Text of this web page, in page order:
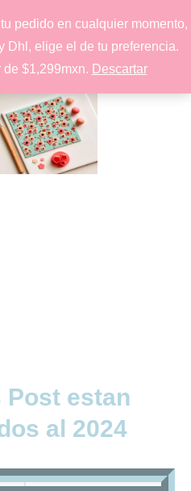
pedido en cualquier momento,
Dhl, elige el de tu preferencia.
de $1,299mxn. Descartar
Post estan
al 2024